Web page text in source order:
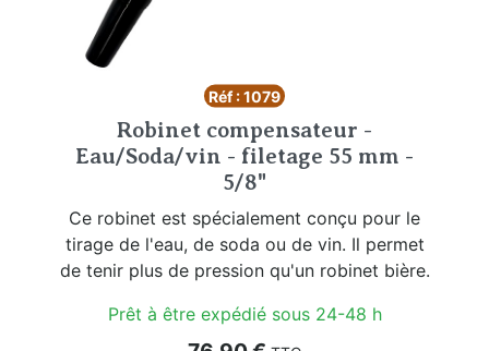
Réf : 1079
Robinet compensateur -
Eau/Soda/vin - filetage 55 mm -
5/8"
Ce robinet est spécialement conçu pour le
tirage de l'eau, de soda ou de vin. Il permet
de tenir plus de pression qu'un robinet bière.
Prêt à être expédié sous 24-48 h